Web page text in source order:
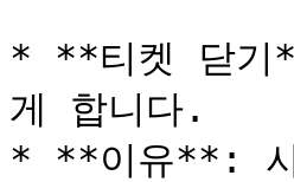
* **티켓 닫기
게 합니다.
* **이유**: 사